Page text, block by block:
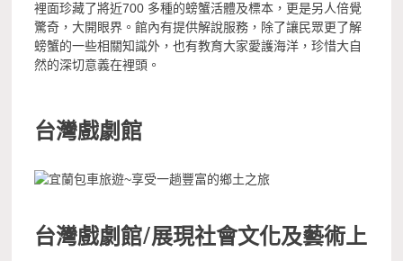
裡面珍藏了將近700 多種的螃蟹活體及標本，更是另人倍覺
驚奇，大開眼界。館內有提供解說服務，除了讓民眾更了解
螃蟹的一些相關知識外，也有教育大家愛護海洋，珍惜大自
然的深切意義在裡頭。
台灣戲劇館
台灣戲劇館/展現社會文化及藝術上